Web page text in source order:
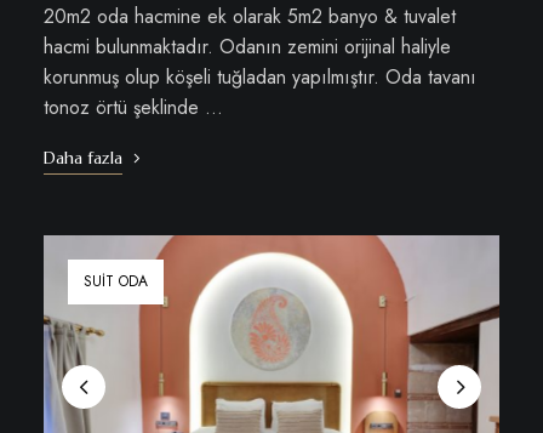
20m2 oda hacmine ek olarak 5m2 banyo & tuvalet
hacmi bulunmaktadır. Odanın zemini orijinal haliyle
korunmuş olup köşeli tuğladan yapılmıştır. Oda tavanı
tonoz örtü şeklinde …
Daha fazla
SUIT ODA